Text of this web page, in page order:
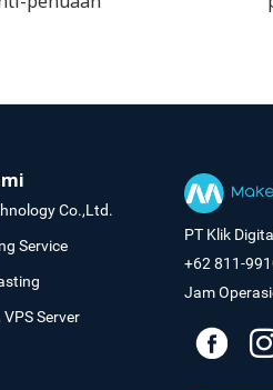
Co.,Ltd.
Service
Server
PT Klik
+62 811-
Jam